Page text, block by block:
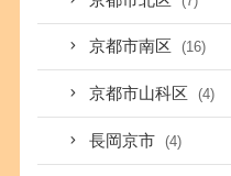
京都市南区 (16)
京都市山科区 (4)
長岡京市 (4)